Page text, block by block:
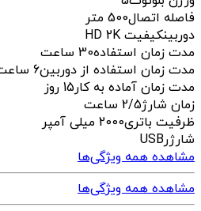
فاصله اتصال500 متر
دوربینکیفیت HD 2K
مدت زمان استفاده30 ساعت
مدت زمان استفاده از دوربین6 ساعت
مدت زمان آماده به کار15 روز
زمان شارژ2/5 ساعت
ظرفیت باتری2000 میلی آمپر
شارژرUSB
مشاهده همه ویژگی‌ها
مشاهده همه ویژگی‌ها